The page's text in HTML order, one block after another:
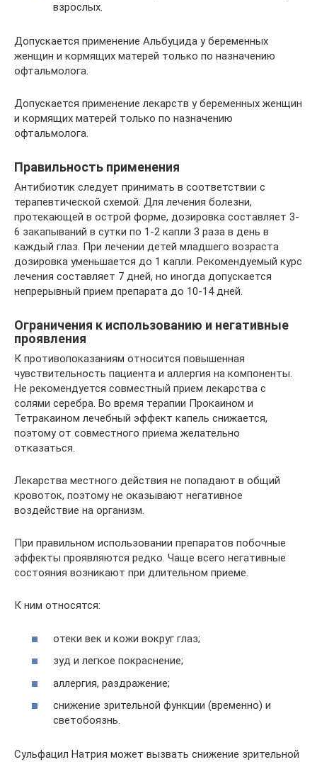
взрослых.
Допускается применение Альбуцида у беременных
женщин и кормящих матерей только по назначению
офтальмолога.
Допускается применение лекарств у беременных женщин
и кормящих матерей только по назначению
офтальмолога.
Правильность применения
Антибиотик следует принимать в соответствии с
терапевтической схемой. Для лечения болезни,
протекающей в острой форме, дозировка составляет 3-
6 закапываний в сутки по 1-2 капли 3 раза в день в
каждый глаз. При лечении детей младшего возраста
дозировка уменьшается до 1 капли. Рекомендуемый курс
лечения составляет 7 дней, но иногда допускается
непрерывный прием препарата до 10-14 дней.
Ограничения к использованию и негативные
проявления
К противопоказаниям относится повышенная
чувствительность пациента и аллергия на компоненты.
Не рекомендуется совместный прием лекарства с
солями серебра. Во время терапии Прокаином и
Тетракаином лечебный эффект капель снижается,
поэтому от совместного приема желательно
отказаться.
Лекарства местного действия не попадают в общий
кровоток, поэтому не оказывают негативное
воздействие на организм.
При правильном использовании препаратов побочные
эффекты проявляются редко. Чаще всего негативные
состояния возникают при длительном приеме.
К ним относятся:
отеки век и кожи вокруг глаз;
зуд и легкое покраснение;
аллергия, раздражение;
снижение зрительной функции (временно) и
светобоязнь.
Сульфацил Натрия может вызвать снижение зрительной